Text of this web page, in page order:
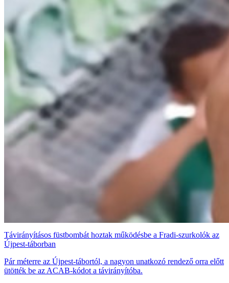
Távirányításos füstbombát hoztak működésbe a Fradi-szurkolók az
Újpest-táborban
Pár méterre az Újpest-tábortól, a nagyon unatkozó rendező orra előtt
ütötték be az ACAB-kódot a távirányítóba.